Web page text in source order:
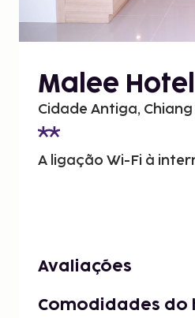
Malee Hotel
Cidade Antiga,
A ligação Wi-Fi à
Avaliações
Comodidades do